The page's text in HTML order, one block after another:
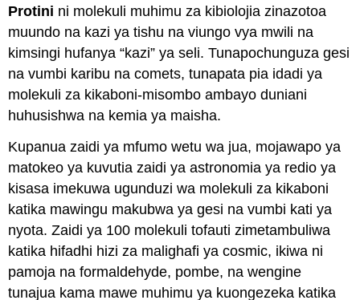
Protini ni molekuli muhimu za kibiolojia zinazotoa
muundo na kazi ya tishu na viungo vya mwili na
kimsingi hufanya “kazi” ya seli. Tunapochunguza gesi
na vumbi karibu na comets, tunapata pia idadi ya
molekuli za kikaboni-misombo ambayo duniani
huhusishwa na kemia ya maisha.
Kupanua zaidi ya mfumo wetu wa jua, mojawapo ya
matokeo ya kuvutia zaidi ya astronomia ya redio ya
kisasa imekuwa ugunduzi wa molekuli za kikaboni
katika mawingu makubwa ya gesi na vumbi kati ya
nyota. Zaidi ya 100 molekuli tofauti zimetambuliwa
katika hifadhi hizi za malighafi ya cosmic, ikiwa ni
pamoja na formaldehyde, pombe, na wengine
tunajua kama mawe muhimu ya kuongezeka katika